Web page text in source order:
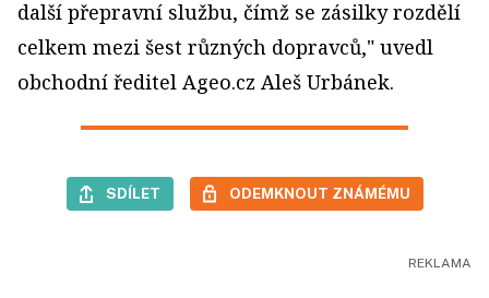
další přepravní službu, čímž se zásilky rozdělí
celkem mezi šest různých dopravců," uvedl
obchodní ředitel Ageo.cz Aleš Urbánek.
SDÍLET ODEMKNOUT ZNÁMÉMU